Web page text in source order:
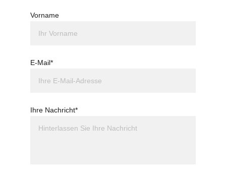
Vorname
E-Mail*
Ihre Nachricht*